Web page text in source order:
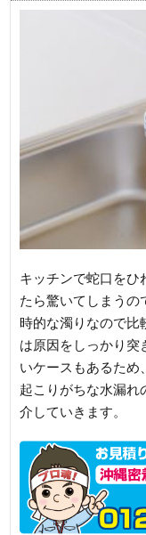
キッチンで蛇口をひ
たら驚いてしまうの
時的な濁りなので比
は原因をしっかり突
いケースもあるため
起こりがちな水漏れ
介していきます。